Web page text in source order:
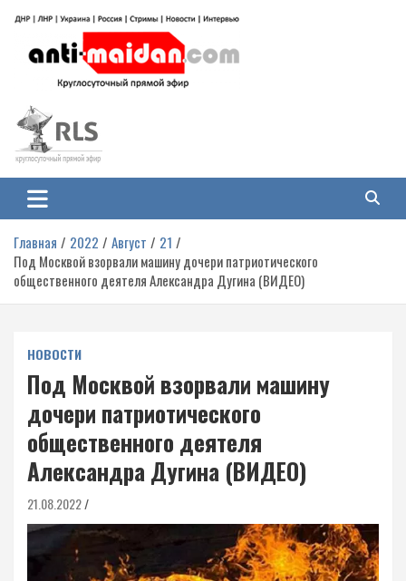
содержимому
Антимайдан: Гражданская война
на Украине
гражданской войне на Украине, включая события в Новороссии, ДНР,
ЛНР и других регионах.
Главная 2022 Август
21
Под Москвой взорвали машину дочери патриотического
общественного деятеля Александра Дугина (ВИДЕО)
НОВОСТИ
Под Москвой взорвали машину
дочери патриотического
общественного деятеля
Александра Дугина (ВИДЕО)
21.08.2022